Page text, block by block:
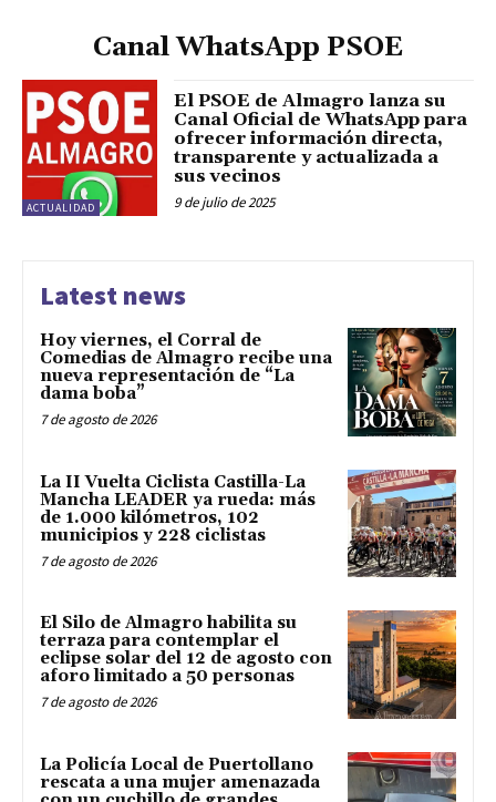
Canal WhatsApp PSOE
ACTUALIDAD
El PSOE de Almagro lanza su
Canal Oficial de WhatsApp para
ofrecer información directa,
transparente y actualizada a
sus vecinos
9 de julio de 2025
Latest news
Hoy viernes, el Corral de
Comedias de Almagro recibe una
nueva representación de “La
dama boba”
7 de agosto de 2026
La II Vuelta Ciclista Castilla-La
Mancha LEADER ya rueda: más
de 1.000 kilómetros, 102
municipios y 228 ciclistas
7 de agosto de 2026
El Silo de Almagro habilita su
terraza para contemplar el
eclipse solar del 12 de agosto con
aforo limitado a 50 personas
7 de agosto de 2026
La Policía Local de Puertollano
rescata a una mujer amenazada